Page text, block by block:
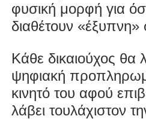
φυσική μορφή για
διαθέτουν
Κάθε δικαιούχος θα
ψηφιακή
κινητό του αφού
λάβει τουλάχιστον